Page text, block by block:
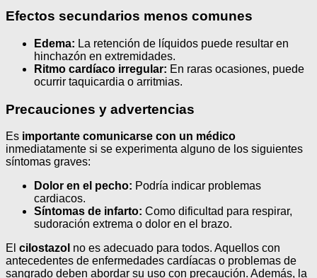
Efectos secundarios menos comunes
Edema: La retención de líquidos puede resultar en
hinchazón en extremidades.
Ritmo cardíaco irregular: En raras ocasiones, puede
ocurrir taquicardia o arritmias.
Precauciones y advertencias
Es importante comunicarse con un médico
inmediatamente si se experimenta alguno de los siguientes
síntomas graves:
Dolor en el pecho: Podría indicar problemas
cardiacos.
Síntomas de infarto: Como dificultad para respirar,
sudoración extrema o dolor en el brazo.
El cilostazol no es adecuado para todos. Aquellos con
antecedentes de enfermedades cardíacas o problemas de
sangrado deben abordar su uso con precaución. Además, la